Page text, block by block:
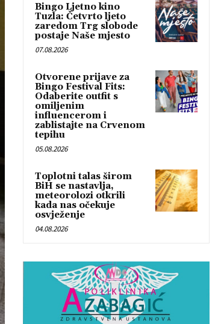
Bingo Ljetno kino
Tuzla: Četvrto ljeto
zaredom Trg slobode
postaje Naše mjesto
07.08.2026
Otvorene prijave za
Bingo Festival Fits:
Odaberite outfit s
omiljenim
influencerom i
zablistajte na Crvenom
tepihu
05.08.2026
Toplotni talas širom
BiH se nastavlja,
meteorolozi otkrili
kada nas očekuje
osvježenje
04.08.2026